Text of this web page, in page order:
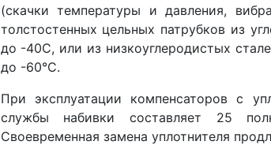
(скачки температуры и давления,
толстостенных цельных патрубков из
до -40С, или из низкоуглеродистых
до -60°С.
При эксплуатации компенсаторов с
службы набивки составляет 25
Своевременная замена уплотнителя